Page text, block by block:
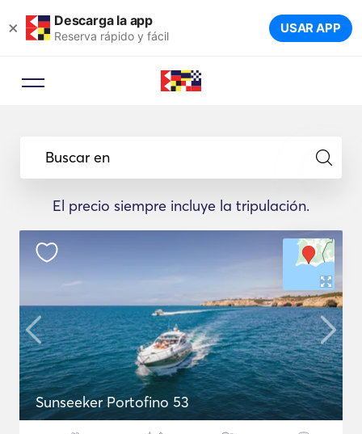
× Descarga la app
Reserva rápido y fácil USAR APP
Buscar en
El precio siempre incluye la tripulación.
Sunseeker Portofino 53